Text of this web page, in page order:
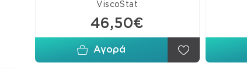
ViscoStat
46,50€
Αγορά